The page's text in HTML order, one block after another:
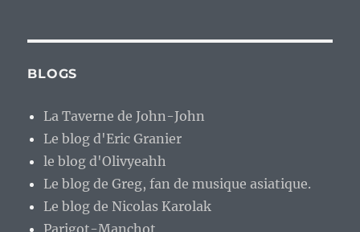
BLOGS
La Taverne de John-John
Le blog d'Eric Granier
le blog d'Olivyeahh
Le blog de Greg, fan de musique asiatique.
Le blog de Nicolas Karolak